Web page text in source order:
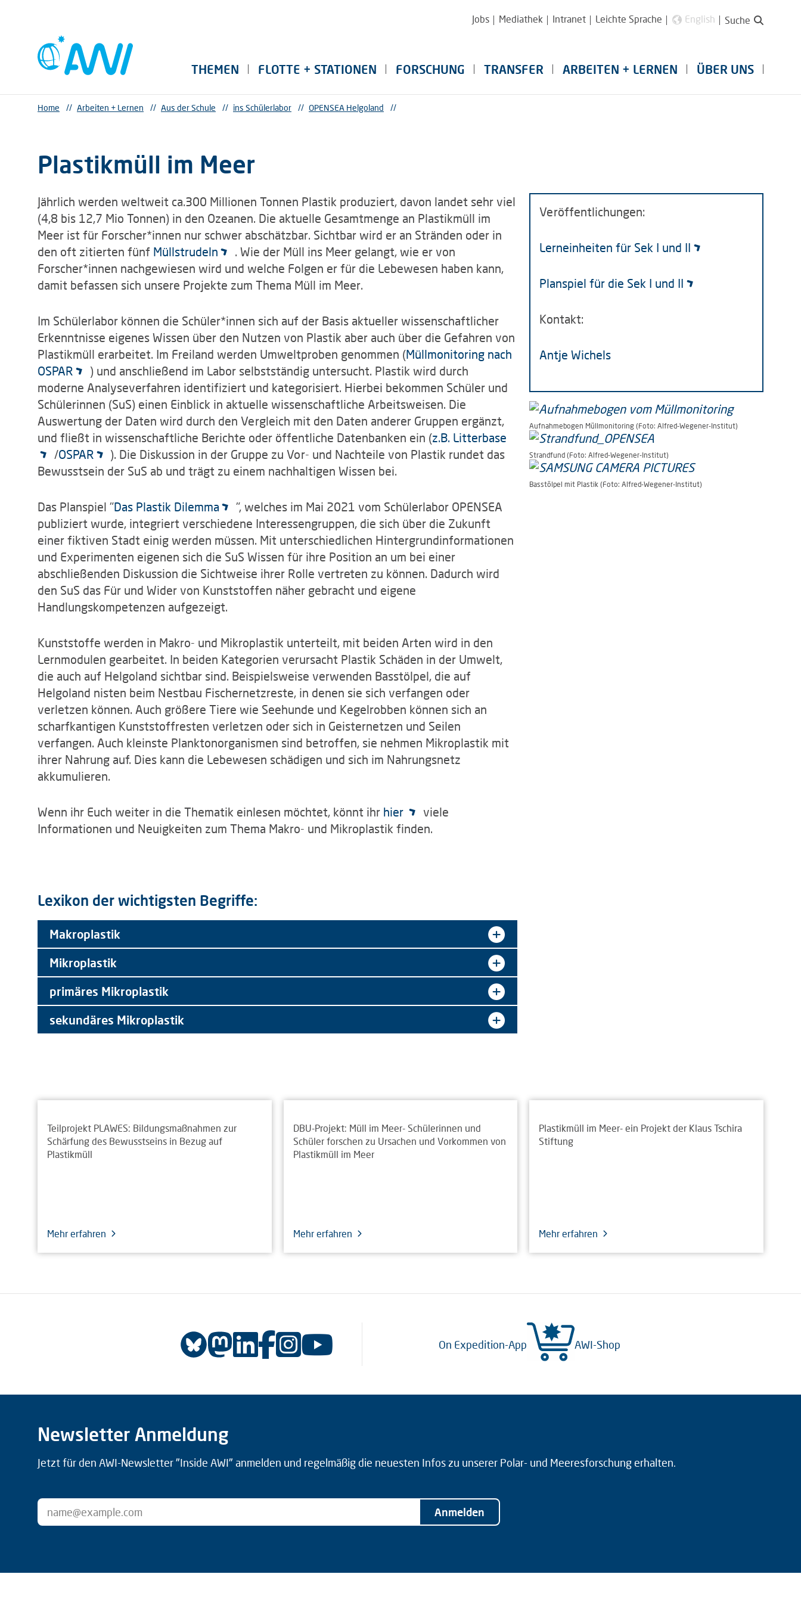
Jobs Mediathek Intranet Leichte Sprache English Suche
THEMEN FLOTTE + STATIONEN FORSCHUNG TRANSFER ARBEITEN + LERNEN ÜBER UNS
Home // Arbeiten + Lernen // Aus der Schule // ins Schülerlabor // OPENSEA Helgoland //
Plastikmüll im Meer
Jährlich werden weltweit ca.300 Millionen Tonnen Plastik produziert, davon landet sehr viel
(4,8 bis 12,7 Mio Tonnen) in den Ozeanen. Die aktuelle Gesamtmenge an Plastikmüll im
Meer ist für Forscher*innen nur schwer abschätzbar. Sichtbar wird er an Stränden oder in
den oft zitierten fünf Müllstrudeln
. Wie der Müll ins Meer gelangt, wie er von
Forscher*innen nachgewiesen wird und welche Folgen er für die Lebewesen haben kann,
damit befassen sich unsere Projekte zum Thema Müll im Meer.
Im Schülerlabor können die Schüler*innen sich auf der Basis aktueller wissenschaftlicher
Erkenntnisse eigenes Wissen über den Nutzen von Plastik aber auch über die Gefahren von
Plastikmüll erarbeitet. Im Freiland werden Umweltproben genommen (Müllmonitoring nach
OSPAR
) und anschließend im Labor selbstständig untersucht. Plastik wird durch
moderne Analyseverfahren identifiziert und kategorisiert. Hierbei bekommen Schüler und
Schülerinnen (SuS) einen Einblick in aktuelle wissenschaftliche Arbeitsweisen. Die
Auswertung der Daten wird durch den Vergleich mit den Daten anderer Gruppen ergänzt,
und fließt in wissenschaftliche Berichte oder öffentliche Datenbanken ein (z.B. Litterbase
/OSPAR
). Die Diskussion in der Gruppe zu Vor- und Nachteile von Plastik rundet das
Bewusstsein der SuS ab und trägt zu einem nachhaltigen Wissen bei.
Das Planspiel "Das Plastik Dilemma
", welches im Mai 2021 vom Schülerlabor OPENSEA
publiziert wurde, integriert verschiedene Interessengruppen, die sich über die Zukunft
einer fiktiven Stadt einig werden müssen. Mit unterschiedlichen Hintergrundinformationen
und Experimenten eigenen sich die SuS Wissen für ihre Position an um bei einer
abschließenden Diskussion die Sichtweise ihrer Rolle vertreten zu können. Dadurch wird
den SuS das Für und Wider von Kunststoffen näher gebracht und eigene
Handlungskompetenzen aufgezeigt.
Kunststoffe werden in Makro- und Mikroplastik unterteilt, mit beiden Arten wird in den
Lernmodulen gearbeitet. In beiden Kategorien verursacht Plastik Schäden in der Umwelt,
die auch auf Helgoland sichtbar sind. Beispielsweise verwenden Basstölpel, die auf
Helgoland nisten beim Nestbau Fischernetzreste, in denen sie sich verfangen oder
verletzen können. Auch größere Tiere wie Seehunde und Kegelrobben können sich an
scharfkantigen Kunststoffresten verletzen oder sich in Geisternetzen und Seilen
verfangen. Auch kleinste Planktonorganismen sind betroffen, sie nehmen Mikroplastik mit
ihrer Nahrung auf. Dies kann die Lebewesen schädigen und sich im Nahrungsnetz
akkumulieren.
Wenn ihr Euch weiter in die Thematik einlesen möchtet, könnt ihr hier
viele
Informationen und Neuigkeiten zum Thema Makro- und Mikroplastik finden.
Lexikon der wichtigsten Begriffe:
Makroplastik
Mikroplastik
primäres Mikroplastik
sekundäres Mikroplastik
Veröffentlichungen:
Lerneinheiten für Sek I und II
Planspiel für die Sek I und II
Kontakt:
Antje Wichels
Aufnahmebogen Müllmonitoring (Foto: Alfred-Wegener-Institut)
Strandfund (Foto: Alfred-Wegener-Institut)
Basstölpel mit Plastik (Foto: Alfred-Wegener-Institut)
Teilprojekt PLAWES: Bildungsmaßnahmen zur
Schärfung des Bewusstseins in Bezug auf
Plastikmüll
Mehr erfahren
DBU-Projekt: Müll im Meer- Schülerinnen und
Schüler forschen zu Ursachen und Vorkommen von
Plastikmüll im Meer
Mehr erfahren
Plastikmüll im Meer- ein Projekt der Klaus Tschira
Stiftung
Mehr erfahren
On Expedition-App AWI-Shop
Newsletter Anmeldung
Jetzt für den AWI-Newsletter "Inside AWI" anmelden und regelmäßig die neuesten Infos zu unserer Polar- und Meeresforschung erhalten.
Anmelden